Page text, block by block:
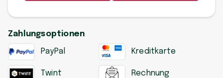
Zahlungsoptionen
PayPal Kreditkarte
Twint Rechnung